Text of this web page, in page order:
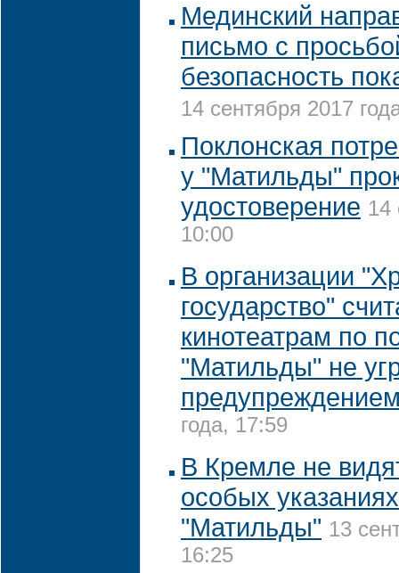
Мединский
письмо с
безопасность
14 сентября 2017
Поклонская
у "Матильды"
удостоверение 14
10:00
В организации
государство"
кинотеатрам по
"Матильды" не
года, 17:59
В Кремле не
особых
"Матильды" 13
16:25